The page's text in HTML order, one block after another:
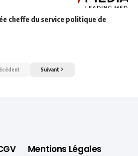
cheffe du service politique de
Suivant
Mentions Légales